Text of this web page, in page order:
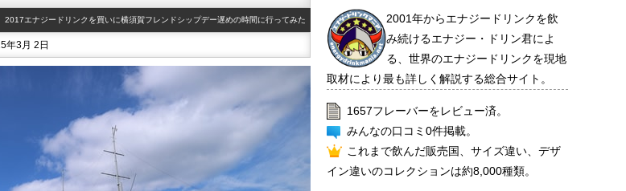
2017エナジードリンクを買いに横須賀フレンドシップデー遅めの時間に行ってみた
年3月 2日
2001年からエナジードリンクを飲
み続けるエナジー・ドリン君によ
る、世界のエナジードリンクを現地
取材により最も詳しく解説する総合サイト。
1657フレーバーをレビュー済。
みんなの口コミ0件掲載。
これまで飲んだ販売国、サイズ違い、デザ
イン違いのコレクションは約8,000種類。